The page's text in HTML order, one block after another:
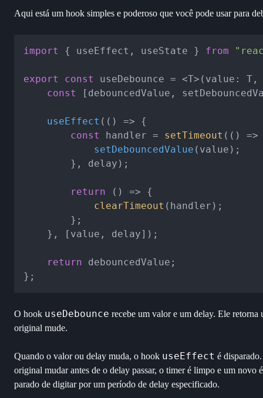
Aqui está um hook simples e poderoso que você pode usar para
import { useEffect, useState } from
export const useDebounce = <T> ( value: T,
const
[debouncedValue,
useEffect ( () => {
const
handler = setTimeout ( () =>
setDebouncedValue (value);
return () => {
clearTimeout (handler);
return debouncedValue;
O hook useDebounce recebe um valor e um delay. Ele
original mude.
Quando o valor ou delay muda, o hook useEffect é
original mudar antes de o delay passar, o timer é limpo e um
parado de digitar por um período de delay especificado.